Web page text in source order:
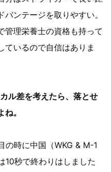
ンテージを取りやすい。
管理栄養士の資格も持って
ているので自信はありま
ル差を考えたら、落とせ
。
の時に中国（WKG & M-1
10秒で終わりはしました